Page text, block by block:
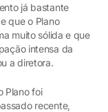
já bastante
que o Plano
muito sólida e que
intensa da
a diretora.
Plano foi
recente,